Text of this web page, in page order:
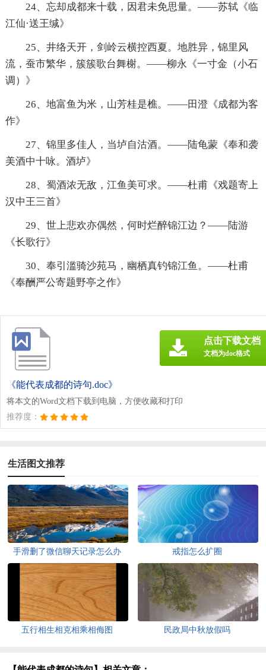
24、忘却成都来十载，因君未免思量。——苏轼《临
江仙·送王缄》
25、井络天开，剑岭云横控西夏。地胜异，锦里风
流，蚕市繁华，簇簇歌台舞榭。——柳永《一寸金（小石
调）》
26、地富鱼为米，山芳桂是樵。——田澄《成都为客
作》
27、锦里多佳人，当垆自沽酒。——陆龟蒙《奉和袭
美酒中十咏。酒垆》
28、蜀酒浓无敌，江鱼美可求。——杜甫《戏题寄上
汉中王三首》
29、世上悲欢亦偶然，何时烂醉锦江边？——陆游
《长歌行》
30、奉引滥骑沙苑马，幽栖真钓锦江鱼。——杜甫
《奉酬严公寄题野亭之作》
《能代表成都的诗句.doc》
将本文的Word文档下载到电脑，方便收藏和打印
推荐度：
点击下载文档
文档为doc格式
生活图文推荐
手滑删了微信聊天记录怎么办 戒指怎么扩圈
五行相生相克相乘相侮图 民政局中秋放假吗